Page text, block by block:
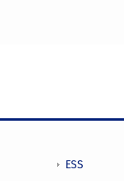
ESS